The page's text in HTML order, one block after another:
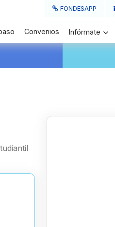
FONDESAPP
Convenios Infórmate